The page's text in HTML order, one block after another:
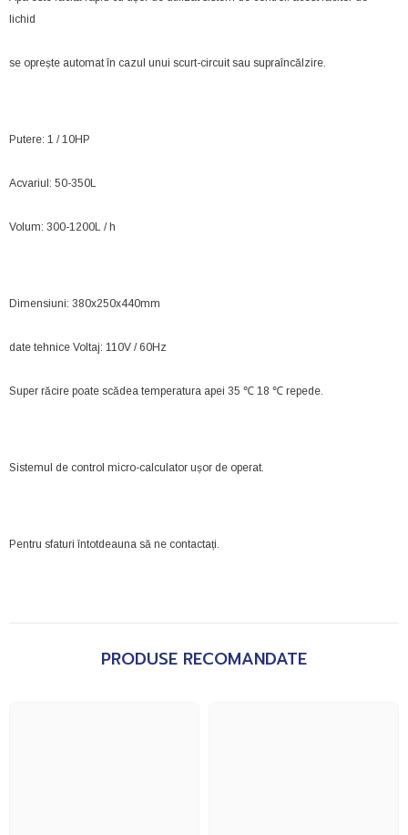
lichid
se oprește automat în cazul unui scurt-circuit sau supraîncălzire.
Putere: 1 / 10HP
Acvariul: 50-350L
Volum: 300-1200L / h
Dimensiuni: 380x250x440mm
date tehnice Voltaj: 110V / 60Hz
Super răcire poate scădea temperatura apei 35 ℃ 18 ℃ repede.
Sistemul de control micro-calculator ușor de operat.
Pentru sfaturi întotdeauna să ne contactați.
PRODUSE RECOMANDATE